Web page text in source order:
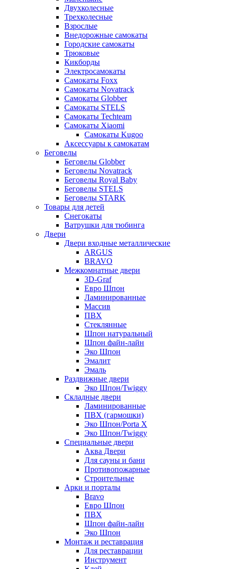
Двухколесные
Трехколесные
Взрослые
Внедорожные самокаты
Городские самокаты
Трюковые
Кикборды
Электросамокаты
Самокаты Foxx
Самокаты Novatrack
Самокаты Globber
Самокаты STELS
Самокаты Techteam
Самокаты Xiaomi
Самокаты Kugoo
Аксессуары к самокатам
Беговелы
Беговелы Globber
Беговелы Novatrack
Беговелы Royal Baby
Беговелы STELS
Беговелы STARK
Товары для детей
Снегокаты
Ватрушки для тюбинга
Двери
Двери входные металлические
ARGUS
BRAVO
Межкомнатные двери
3D-Graf
Евро Шпон
Ламинированные
Массив
ПВХ
Стеклянные
Шпон натуральный
Шпон файн-лайн
Эко Шпон
Эмалит
Эмаль
Раздвижные двери
Эко Шпон/Twiggy
Складные двери
Ламинированные
ПВХ (гармошки)
Эко Шпон/Porta X
Эко Шпон/Twiggy
Специальные двери
Аква Двери
Для сауны и бани
Противопожарные
Строительные
Арки и порталы
Bravo
Евро Шпон
ПВХ
Шпон файн-лайн
Эко Шпон
Монтаж и реставрация
Для реставрации
Инструмент